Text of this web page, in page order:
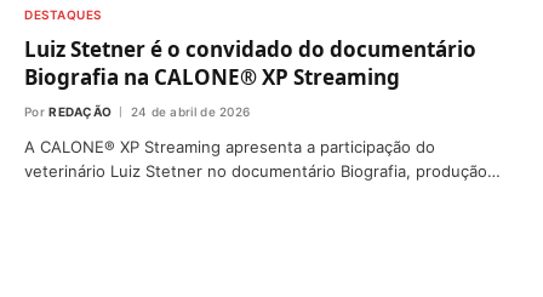
DESTAQUES
Luiz Stetner é o convidado do documentário
Biografia na CALONE® XP Streaming
Por REDAÇÃO 24 de abril de 2026
A CALONE® XP Streaming apresenta a participação do
veterinário Luiz Stetner no documentário Biografia, produção…